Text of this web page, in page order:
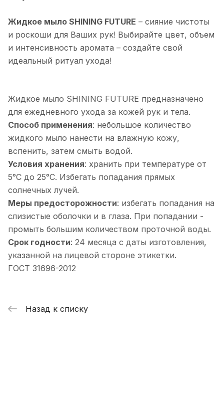
Жидкое мыло SHINING FUTURE – сияние чистоты
и роскоши для Ваших рук! Выбирайте цвет, объем
и интенсивность аромата – создайте свой
идеальный ритуал ухода!
Жидкое мыло SHINING FUTURE предназначено
для ежедневного ухода за кожей рук и тела.
Способ применения: небольшое количество
жидкого мыло нанести на влажную кожу,
вспенить, затем смыть водой.
Условия хранения: хранить при температуре от
5°С до 25°С. Избегать попадания прямых
солнечных лучей.
Меры предосторожности: избегать попадания на
слизистые оболочки и в глаза. При попадании -
промыть большим количеством проточной воды.
Срок годности: 24 месяца с даты изготовления,
указанной на лицевой стороне этикетки.
ГОСТ 31696-2012
Назад к списку